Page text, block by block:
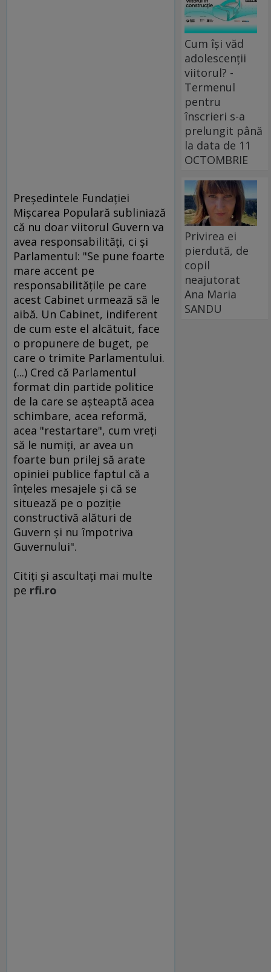
Preşedintele Fundaţiei
Mişcarea Populară subliniază
că nu doar viitorul Guvern va
avea responsabilităţi, ci şi
Parlamentul: "Se pune foarte
mare accent pe
responsabilităţile pe care
acest Cabinet urmează să le
aibă. Un Cabinet, indiferent
de cum este el alcătuit, face
o propunere de buget, pe
care o trimite Parlamentului.
(...) Cred că Parlamentul
format din partide politice
de la care se aşteaptă acea
schimbare, acea reformă,
acea "restartare", cum vreţi
să le numiţi, ar avea un
foarte bun prilej să arate
opiniei publice faptul că a
înţeles mesajele şi că se
situează pe o poziţie
constructivă alături de
Guvern şi nu împotriva
Guvernului".
Citiţi şi ascultaţi mai multe
pe rfi.ro
Cum își văd
adolescenții
viitorul? -
Termenul
pentru
înscrieri s-a
prelungit până
la data de 11
OCTOMBRIE
Privirea ei
pierdută, de
copil
neajutorat
Ana Maria
SANDU